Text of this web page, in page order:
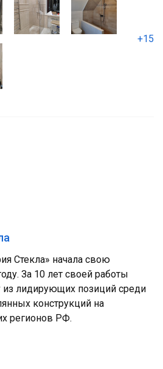
+15
Стекла» начала свою
За 10 лет своей работы
из лидирующих позиций среди
конструкций на
регионов РФ.